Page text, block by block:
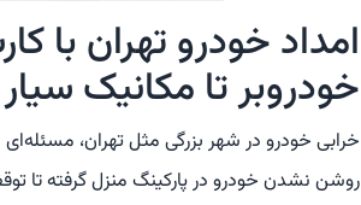
امداد خودرو تهران با
خودروبر تا مکانیک سیار
خرابی خودرو در شهر بزرگی مثل تهران،
روشن نشدن خودرو در پارکینگ منزل گرفته تا